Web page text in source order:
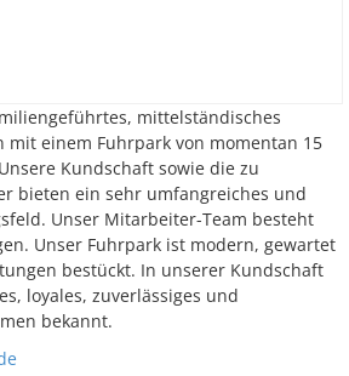
mittelständisches
einem Fuhrpark von momentan 15
Kundschaft sowie die zu
bieten ein sehr umfangreiches und
Unser Mitarbeiter-Team besteht
Unser Fuhrpark ist modern, gewartet
bestückt. In unserer Kundschaft
loyales, zuverlässiges und
bekannt.